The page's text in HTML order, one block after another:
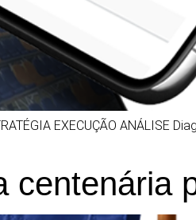
EXECUÇÃO ANÁLISE
centenária